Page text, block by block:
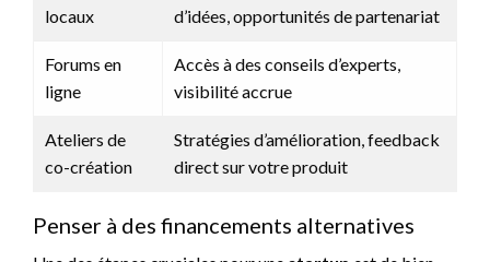
locaux
d’idées, opportunités de partenariat
Forums en
ligne
Accès à des conseils d’experts,
visibilité accrue
Ateliers de
co-création
Stratégies d’amélioration, feedback
direct sur votre produit
Penser à des financements alternatives